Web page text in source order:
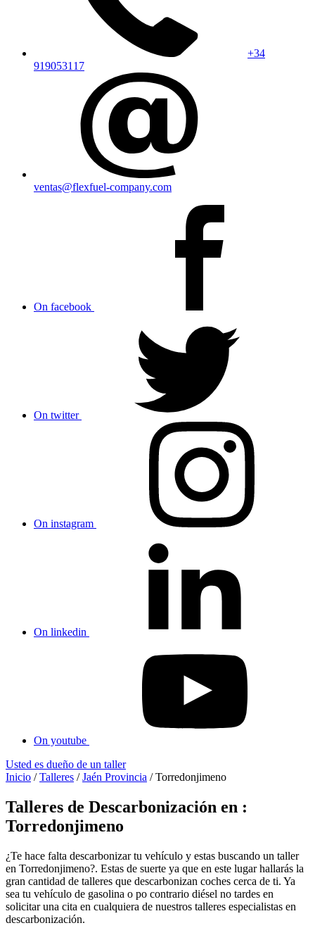
+34
919053117
ventas@flexfuel-company.com
On facebook
On twitter
On instagram
On linkedin
On youtube
Usted es dueño de un taller
Inicio /Talleres /Jaén Provincia /Torredonjimeno
Talleres de Descarbonización en :
Torredonjimeno
¿Te hace falta descarbonizar tu vehículo y estas buscando un taller
en Torredonjimeno?. Estas de suerte ya que en este lugar hallarás la
gran cantidad de talleres que descarbonizan coches cerca de ti. Ya
sea tu vehículo de gasolina o po contrario diésel no tardes en
solicitar una cita en cualquiera de nuestros talleres especialistas en
descarbonización.